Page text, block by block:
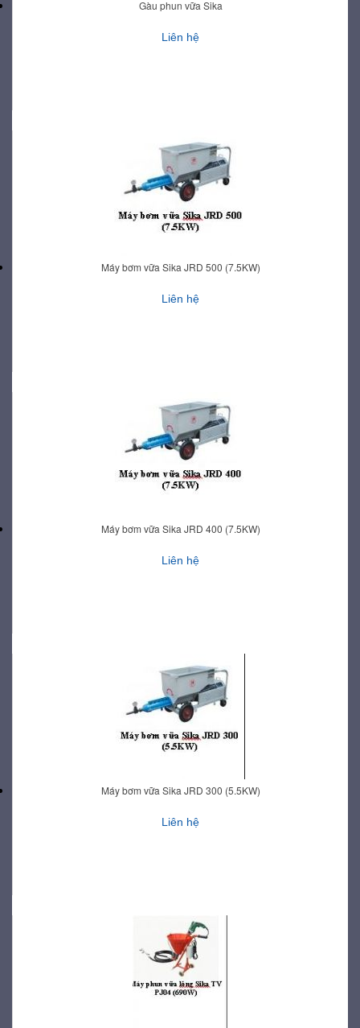
Gàu phun vữa Sika
Liên hệ
Máy bơm vữa Sika JRD 500 (7.5KW)
Liên hệ
Máy bơm vữa Sika JRD 400 (7.5KW)
Liên hệ
Máy bơm vữa Sika JRD 300 (5.5KW)
Liên hệ